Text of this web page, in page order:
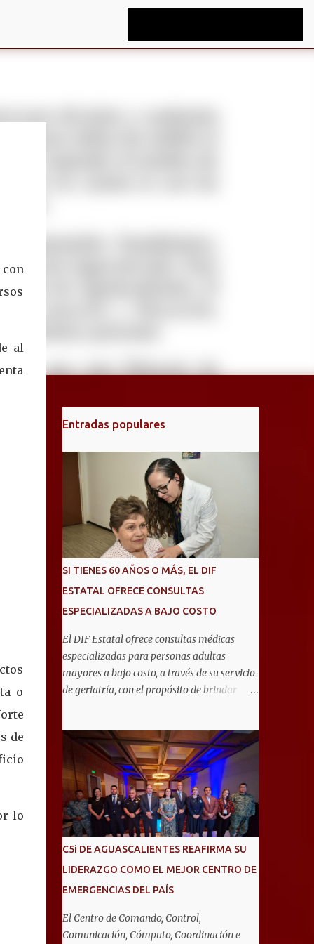
al
o
de
lo
Entradas populares
SI TIENES 60 AÑOS O MÁS, EL DIF
ESTATAL OFRECE CONSULTAS
ESPECIALIZADAS A BAJO COSTO
El DIF Estatal ofrece consultas médicas
especializadas para personas adultas
mayores a bajo costo, a través de su servicio
de geriatría, con el propósito de brindar
calidad de vida. Aurora Jiménez Esquivel,
primera voluntaria y presidenta del DIF
Estatal, informó que la consulta de geriatría
se enfoca fundamentalmente en la
prevención, el diagnóstico y tratamiento de
las enfermedades más comunes en las
personas mayores de 60 años, como
alzhéimer, entre otros padecimientos.
"Nuestros adultos mayores son el corazón
respeto, cuidado y reconocimiento; por eso,
C5i DE AGUASCALIENTES REAFIRMA SU
LIDERAZGO COMO EL MEJOR CENTRO DE
EMERGENCIAS DEL PAÍS
El Centro de Comando, Control,
Comunicación, Cómputo, Coordinación e